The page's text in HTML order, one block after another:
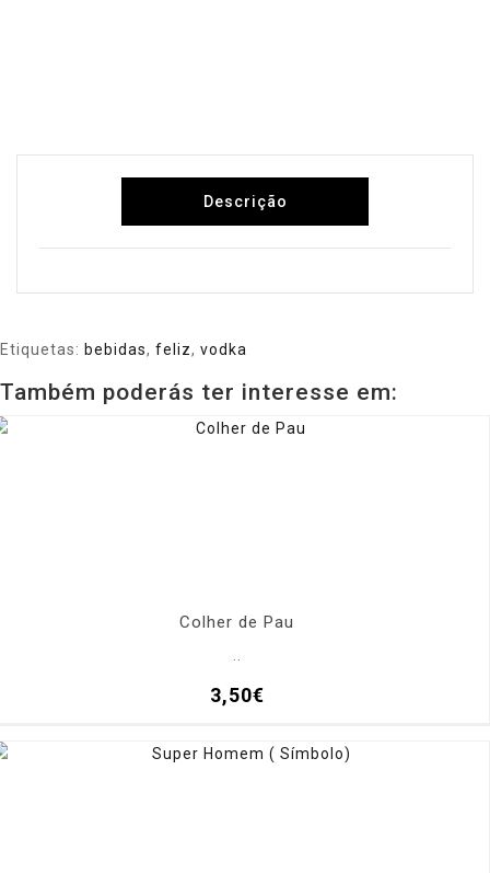
Descrição
Etiquetas: bebidas, feliz, vodka
Também poderás ter interesse em:
Colher de Pau
3,50€